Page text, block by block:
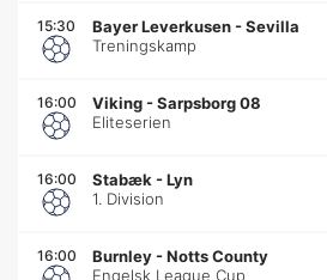
15:30 Bayer Leverkusen -Sevilla
Treningskamp
16:00 Viking -Sarpsborg 08
Eliteserien
16:00 Stabæk -Lyn
1. Division
16:00 Burnley -Notts County
Engelsk League Cup